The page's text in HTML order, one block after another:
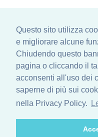
Questo sito utilizza
e migliorare alcune
Chiudendo questo
pagina o cliccando il
acconsenti all'uso dei
saperne di più sui
nella Privacy Policy.